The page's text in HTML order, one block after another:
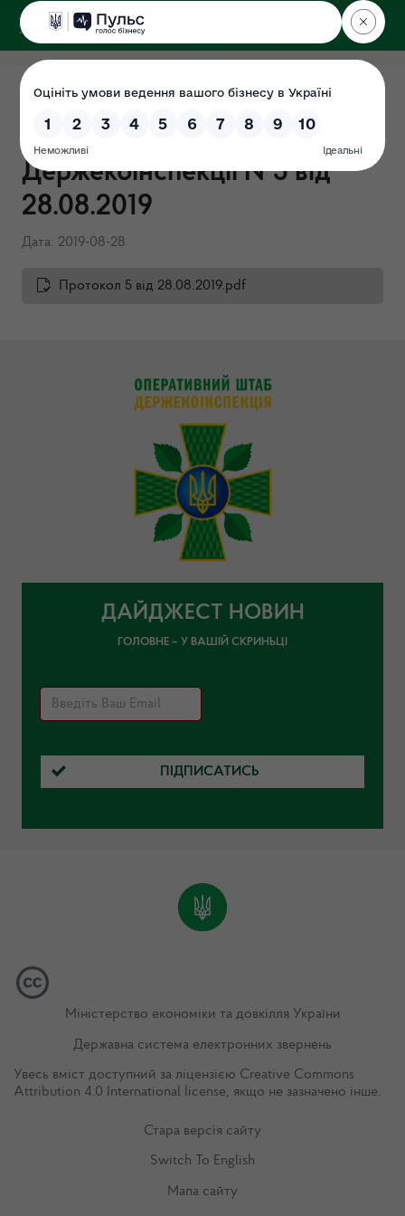
ДЕРЖЕКОІНСПЕКЦІЯ
Протокол засідання
Громадської ради при
Держекоінспекції №5 від
28.08.2019
Дата: 2019-08-28
Протокол 5 від 28.08.2019.pdf
ДАЙДЖЕСТ НОВИН
ГОЛОВНЕ – У ВАШІЙ СКРИНЬЦІ
ПІДПИСАТИСЬ
Міністерство економіки та довкілля України
Державна система електронних звернень
Увесь вміст доступний за ліцензією Creative Commons
Attribution 4.0 International license, якщо не зазначено інше.
Стара версія сайту
Switch To English
Мапа сайту